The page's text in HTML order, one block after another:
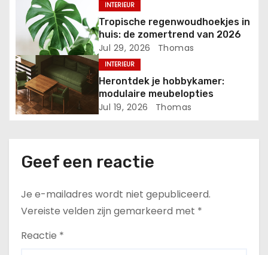
g
t
i
INTERIEUR
Tropische regenwoudhoekjes in
huis: de zomertrend van 2026
Jul 29, 2026 Thomas
INTERIEUR
Herontdek je hobbykamer:
modulaire meubelopties
Jul 19, 2026 Thomas
Geef een reactie
Je e-mailadres wordt niet gepubliceerd.
Vereiste velden zijn gemarkeerd met *
Reactie *